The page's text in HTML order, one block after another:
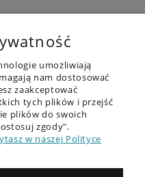
(0)
umożliwiają
nam dostosować
zaakceptować
tych plików i przejść
plików do swoich
zgody".
w naszej Polityce